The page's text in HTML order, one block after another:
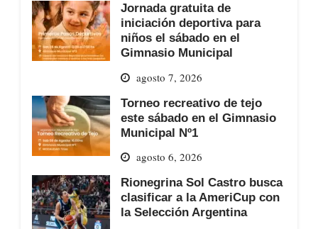
Jornada gratuita de
iniciación deportiva para
niños el sábado en el
Gimnasio Municipal
agosto 7, 2026
Torneo recreativo de tejo
este sábado en el Gimnasio
Municipal Nº1
agosto 6, 2026
Rionegrina Sol Castro busca
clasificar a la AmeriCup con
la Selección Argentina